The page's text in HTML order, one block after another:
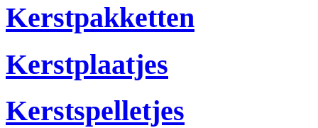
Kerstpakketten
Kerstplaatjes
Kerstspelletjes